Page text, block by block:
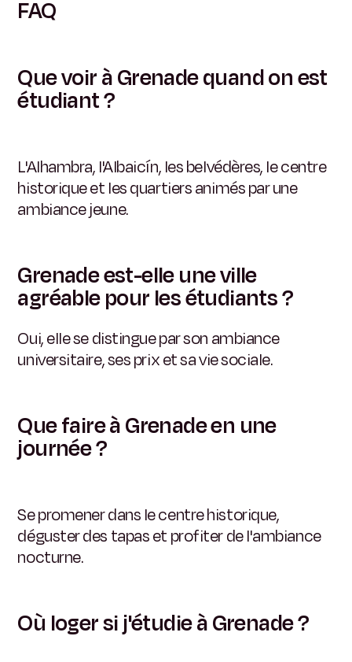
FAQ
Que voir à Grenade quand on est
étudiant ?
L'Alhambra, l'Albaicín, les belvédères, le centre
historique et les quartiers animés par une
ambiance jeune.
Grenade est-elle une ville
agréable pour les étudiants ?
Oui, elle se distingue par son ambiance
universitaire, ses prix et sa vie sociale.
Que faire à Grenade en une
journée ?
Se promener dans le centre historique,
déguster des tapas et profiter de l'ambiance
nocturne.
Où loger si j'étudie à Grenade ?